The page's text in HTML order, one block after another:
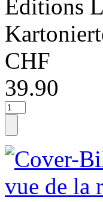
Editions
CHF
39.90